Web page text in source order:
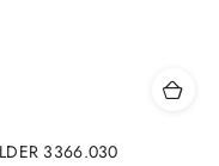
3366.030